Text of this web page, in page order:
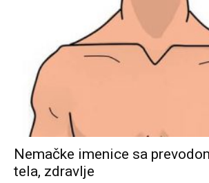
Nemačke imenice sa
tela, zdravlje